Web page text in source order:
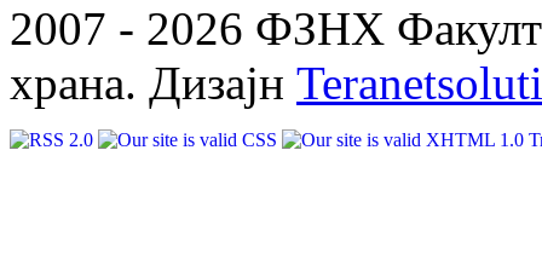
2007 - 2026 ФЗНХ
храна. Дизајн